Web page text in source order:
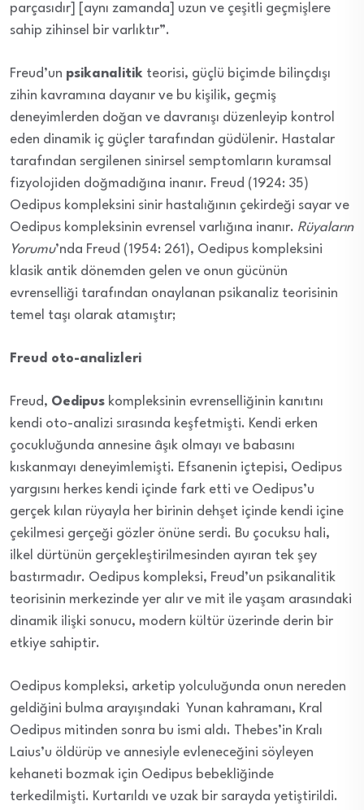
parçasıdır] [aynı zamanda] uzun ve çeşitli geçmişlere
sahip zihinsel bir varlıktır”.
Freud’un psikanalitik teorisi, güçlü biçimde bilinçdışı
zihin kavramına dayanır ve bu kişilik, geçmiş
deneyimlerden doğan ve davranışı düzenleyip kontrol
eden dinamik iç güçler tarafından güdülenir. Hastalar
tarafından sergilenen sinirsel semptomların kuramsal
fizyolojiden doğmadığına inanır. Freud (1924: 35)
Oedipus kompleksini sinir hastalığının çekirdeği sayar ve
Oedipus kompleksinin evrensel varlığına inanır. Rüyaların
Yorumu’nda Freud (1954: 261), Oedipus kompleksini
klasik antik dönemden gelen ve onun gücünün
evrenselliği tarafından onaylanan psikanaliz teorisinin
temel taşı olarak atamıştır;
Freud oto-analizleri
Freud, Oedipus kompleksinin evrenselliğinin kanıtını
kendi oto-analizi sırasında keşfetmişti. Kendi erken
çocukluğunda annesine âşık olmayı ve babasını
kıskanmayı deneyimlemişti. Efsanenin içtepisi, Oedipus
yargısını herkes kendi içinde fark etti ve Oedipus’u
gerçek kılan rüyayla her birinin dehşet içinde kendi içine
çekilmesi gerçeği gözler önüne serdi. Bu çocuksu hali,
ilkel dürtünün gerçekleştirilmesinden ayıran tek şey
bastırmadır. Oedipus kompleksi, Freud’un psikanalitik
teorisinin merkezinde yer alır ve mit ile yaşam arasındaki
dinamik ilişki sonucu, modern kültür üzerinde derin bir
etkiye sahiptir.
Oedipus kompleksi, arketip yolculuğunda onun nereden
geldiğini bulma arayışındaki Yunan kahramanı, Kral
Oedipus mitinden sonra bu ismi aldı. Thebes’in Kralı
Laius’u öldürüp ve annesiyle evleneceğini söyleyen
kehaneti bozmak için Oedipus bebekliğinde
terkedilmişti. Kurtarıldı ve uzak bir sarayda yetiştirildi.